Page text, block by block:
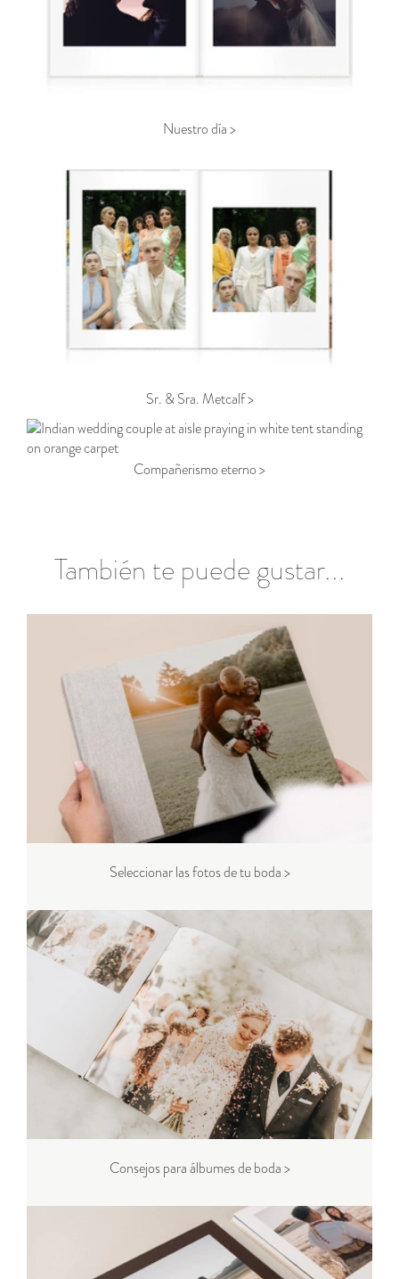
Nuestro día >
Sr. & Sra. Metcalf >
Compañerismo eterno >
También te puede gustar...
Seleccionar las fotos de tu boda >
Consejos para álbumes de boda >